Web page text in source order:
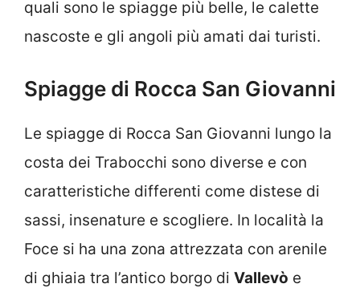
quali sono le spiagge più belle, le calette
nascoste e gli angoli più amati dai turisti.
Spiagge di Rocca San Giovanni
Le spiagge di Rocca San Giovanni lungo la
costa dei Trabocchi sono diverse e con
caratteristiche differenti come distese di
sassi, insenature e scogliere. In località la
Foce si ha una zona attrezzata con arenile
di ghiaia tra l’antico borgo di Vallevò e